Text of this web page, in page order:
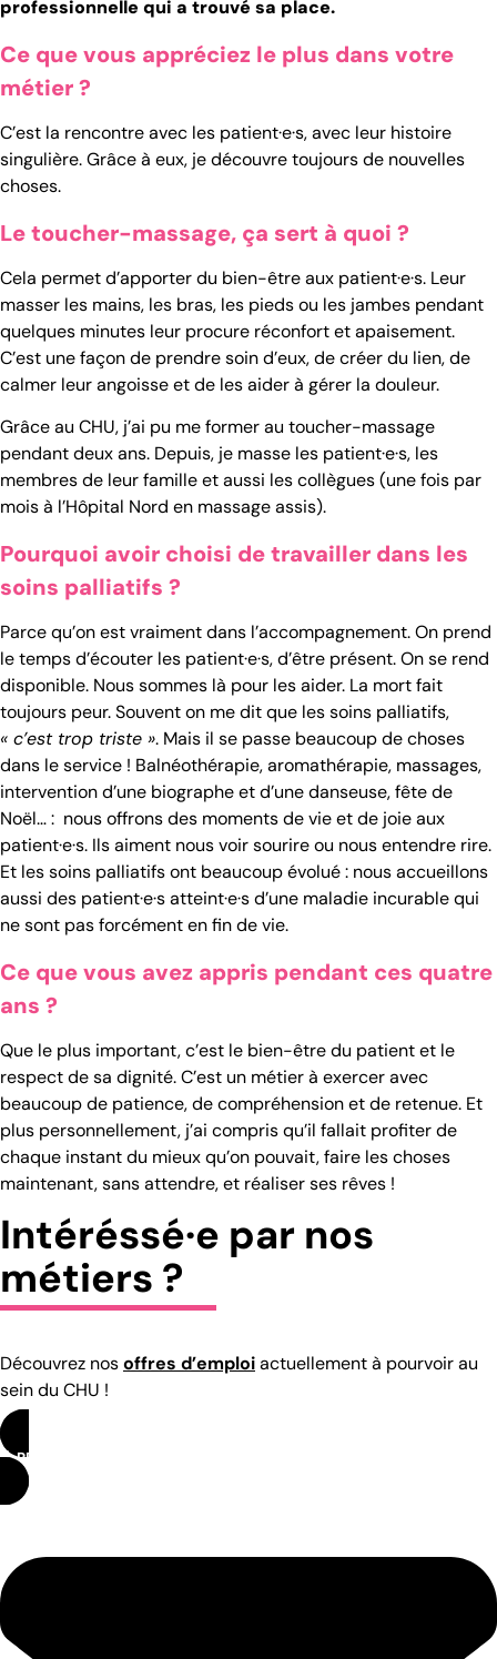
professionnelle qui a trouvé sa place.
Ce que vous appréciez le plus dans votre
métier ?
C’est la rencontre avec les patient·e·s, avec leur histoire
singulière. Grâce à eux, je découvre toujours de nouvelles
choses.
Le toucher-massage, ça sert à quoi ?
Cela permet d’apporter du bien-être aux patient·e·s. Leur
masser les mains, les bras, les pieds ou les jambes pendant
quelques minutes leur procure réconfort et apaisement.
C’est une façon de prendre soin d’eux, de créer du lien, de
calmer leur angoisse et de les aider à gérer la douleur.
Grâce au CHU, j’ai pu me former au toucher-massage
pendant deux ans. Depuis, je masse les patient·e·s, les
membres de leur famille et aussi les collègues (une fois par
mois à l’Hôpital Nord en massage assis).
Pourquoi avoir choisi de travailler dans les
soins palliatifs ?
Parce qu’on est vraiment dans l’accompagnement. On prend
le temps d’écouter les patient·e·s, d’être présent. On se rend
disponible. Nous sommes là pour les aider. La mort fait
toujours peur. Souvent on me dit que les soins palliatifs,
« c’est trop triste ». Mais il se passe beaucoup de choses
dans le service ! Balnéothérapie, aromathérapie, massages,
intervention d’une biographe et d’une danseuse, fête de
Noël… : nous offrons des moments de vie et de joie aux
patient·e·s. Ils aiment nous voir sourire ou nous entendre rire.
Et les soins palliatifs ont beaucoup évolué : nous accueillons
aussi des patient·e·s atteint·e·s d’une maladie incurable qui
ne sont pas forcément en fin de vie.
Ce que vous avez appris pendant ces quatre
ans ?
Que le plus important, c’est le bien-être du patient et le
respect de sa dignité. C’est un métier à exercer avec
beaucoup de patience, de compréhension et de retenue. Et
plus personnellement, j’ai compris qu’il fallait profiter de
chaque instant du mieux qu’on pouvait, faire les choses
maintenant, sans attendre, et réaliser ses rêves !
Intéréssé·e par nos
métiers ?
Découvrez nosoffres d’emploiactuellement à pourvoir au
sein du CHU !
RETOUR AUX MÉTIERS